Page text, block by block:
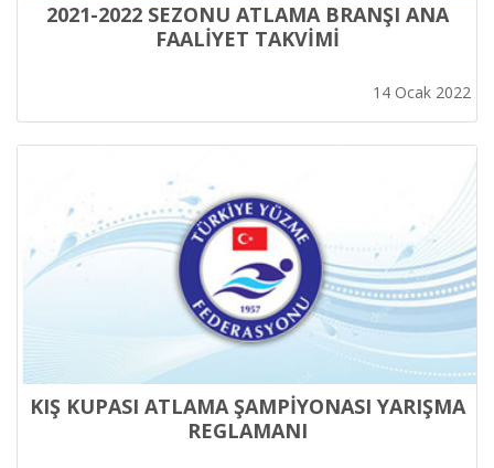
2021-2022 SEZONU ATLAMA BRANŞI ANA
FAALİYET TAKVİMİ
14 Ocak 2022
KIŞ KUPASI ATLAMA ŞAMPİYONASI YARIŞMA
REGLAMANI